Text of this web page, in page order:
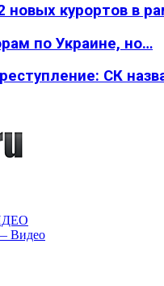
новых курортов в
по Украине, но…
СК
Видео